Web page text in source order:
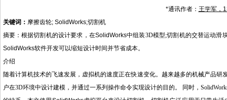
*通讯作者： 王学军，
关键词： 摩擦齿轮; SolidWorks;切割机
摘要：根据切割机的设计要求，在SolidWorks中组装3D模型;切割机的交替运动滑
SolidWorks软件开发可以缩短设计时间并节省成本。
介绍
随着计算机技术的飞速发展，虚拟机的速度正在快速变化。越来越多的机械产品研
户在3D环境中设计建模，并通过一系列操作命令实现设计的目的。 同时，